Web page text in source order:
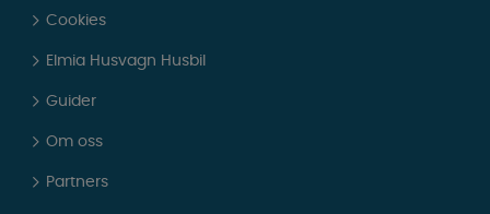
Cookies
Elmia Husvagn Husbil
Guider
Om oss
Partners